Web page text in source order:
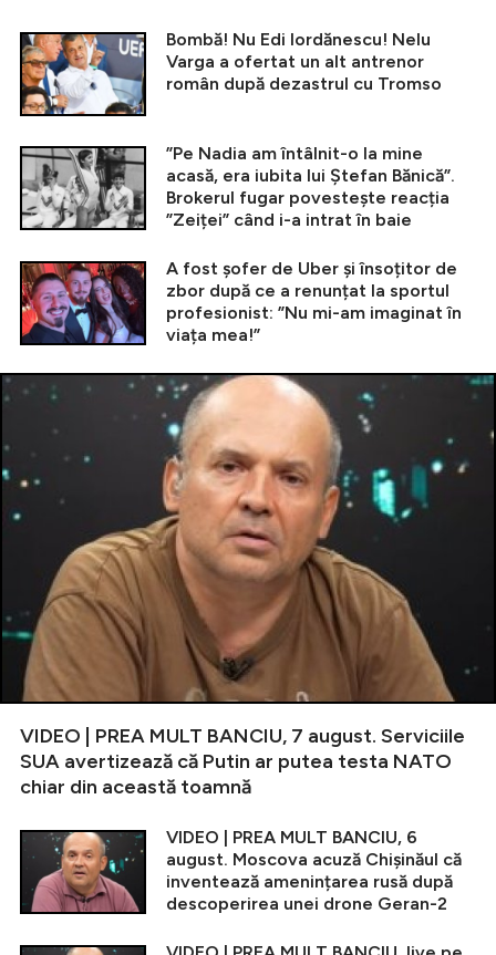
Bombă! Nu Edi Iordănescu! Nelu
Varga a ofertat un alt antrenor
român după dezastrul cu Tromso
”Pe Nadia am întâlnit-o la mine
acasă, era iubita lui Ștefan Bănică”.
Brokerul fugar povestește reacția
”Zeiței” când i-a intrat în baie
A fost șofer de Uber și însoțitor de
zbor după ce a renunțat la sportul
profesionist: ”Nu mi-am imaginat în
viața mea!”
VIDEO | PREA MULT BANCIU, 7 august. Serviciile
SUA avertizează că Putin ar putea testa NATO
chiar din această toamnă
VIDEO | PREA MULT BANCIU, 6
august. Moscova acuză Chișinăul că
inventează amenințarea rusă după
descoperirea unei drone Geran-2